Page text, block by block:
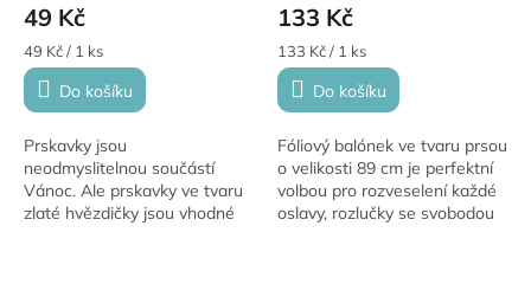
49 Kč
Měrná
cena:
49 Kč / 1 ks
Do košíku
Prskavky jsou
neodmyslitelnou součástí
Vánoc. Ale prskavky ve tvaru
zlaté hvězdičky jsou vhodné
133 Kč
Měrná
cena:
133 Kč / 1 ks
Do košíku
Fóliový balónek ve tvaru prsou
o velikosti 89 cm je perfektní
volbou pro rozveselení každé
oslavy, rozlučky se svobodou